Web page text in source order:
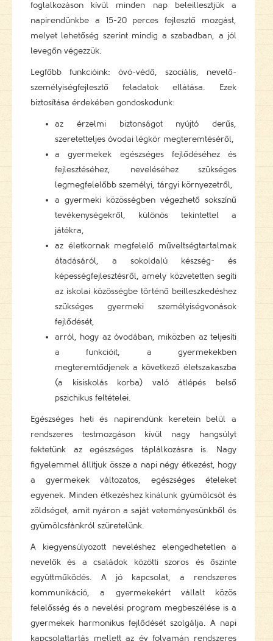
foglalkozáson kívül minden nap beleillesztjük a
napirendünkbe a 15-20 perces fejlesztő mozgást,
melyet lehetőség szerint mindig a szabadban, a jól
levegőn végezzük.
Legfőbb funkcióink: óvó-védő, szociális, nevelő-
személyiségfejlesztő feladatok ellátása. Ezek
biztosítása érdekében gondoskodunk:
az érzelmi biztonságot nyújtó derűs,
szeretetteljes óvodai légkör megteremtéséről,
a gyermekek egészséges fejlődéséhez és
fejlesztéséhez, neveléséhez szükséges
legmegfelelőbb személyi, tárgyi környezetről,
a gyermeki közösségben végezhető sokszínű
tevékenységekről, különös tekintettel a
játékra,
az életkornak megfelelő műveltségtartalmak
átadásáról, a sokoldalú készség- és
képességfejlesztésről, amely közvetetten segíti
az iskolai közösségbe történő beilleszkedéshez
szükséges gyermeki személyiségvonások
fejlődését,
arról, hogy az óvodában, miközben az teljesíti
a funkcióit, a gyermekekben
megteremtődjenek a következő életszakaszba
(a kisiskolás korba) való átlépés belső
pszichikus feltételei.
Egészséges heti és napirendünk keretein belül a
rendszeres testmozgáson kívül nagy hangsúlyt
fektetünk az egészséges táplálkozásra is. Nagy
figyelemmel állítjuk össze a napi négy étkezést, hogy
a gyermekek változatos, egészséges ételeket
egyenek. Minden étkezéshez kínálunk gyümölcsöt és
zöldséget, amit nyáron a saját veteményesünkből és
gyümölcsfánkról szüretelünk.
A kiegyensúlyozott neveléshez elengedhetetlen a
nevelők és a családok közötti szoros és őszinte
együttműködés. A jó kapcsolat, a rendszeres
kommunikáció, a gyermekekért vállalt közös
felelősség és a nevelési program megbeszélése is a
gyermekek harmonikus fejlődését szolgálja. A napi
kapcsolattartás mellett az év folyamán rendszeres